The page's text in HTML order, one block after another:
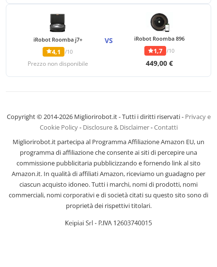
iRobot Roomba j7+
4,1 /10
Prezzo non disponibile
VS iRobot Roomba 896
1,7 /10
449,00 €
Copyright © 2014-2026 Migliorirobot.it - Tutti i diritti riservati - Privacy e
Cookie Policy- Disclosure & Disclaimer-Contatti
Migliorirobot.it partecipa al Programma Affiliazione Amazon EU, un
programma di affiliazione che consente ai siti di percepire una
commissione pubblicitaria pubblicizzando e fornendo link al sito
Amazon.it. In qualità di affiliati Amazon, riceviamo un guadagno per
ciascun acquisto idoneo. Tutti i marchi, nomi di prodotti, nomi
commerciali, nomi corporativi e di società citati su questo sito sono di
proprietà dei rispettivi titolari.